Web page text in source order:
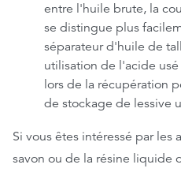
entre l'huile brute, la
se distingue plus
séparateur d'huile de
utilisation de l'acide
lors de la récupération
de stockage de lessive
Si vous êtes intéressé par les
savon ou de la résine liquide